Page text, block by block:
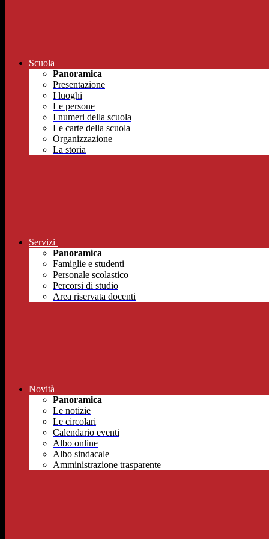
Scuola
Panoramica
Presentazione
I luoghi
Le persone
I numeri della scuola
Le carte della scuola
Organizzazione
La storia
Servizi
Panoramica
Famiglie e studenti
Personale scolastico
Percorsi di studio
Area riservata docenti
Novità
Panoramica
Le notizie
Le circolari
Calendario eventi
Albo online
Albo sindacale
Amministrazione trasparente